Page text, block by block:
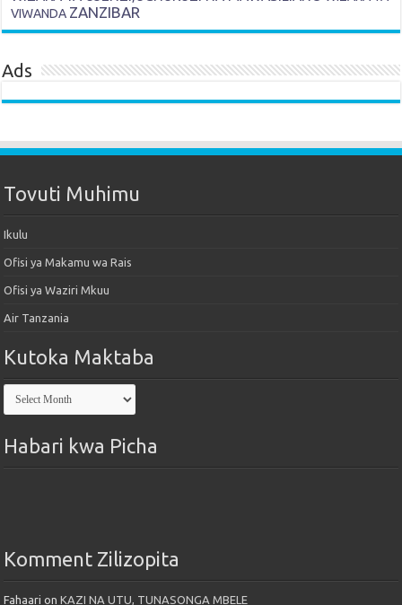
VIWANDA ZANZIBAR
Ads
Tovuti Muhimu
Ikulu
Ofisi ya Makamu wa Rais
Ofisi ya Waziri Mkuu
Air Tanzania
Kutoka Maktaba
Kutoka
Maktaba
Habari kwa Picha
Komment Zilizopita
Fahaari onKAZI NA UTU, TUNASONGA MBELE